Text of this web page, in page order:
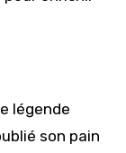
légende
son pain